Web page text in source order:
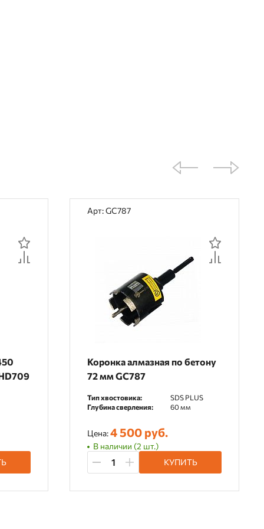
Арт: GC787
Коронка алмазная по бетону
72 мм GC787
Тип хвостовика:
SDS PLUS
Глубина сверления:
60 мм
Цена:4 500 руб.
В наличии (2 шт.)
КУПИТЬ